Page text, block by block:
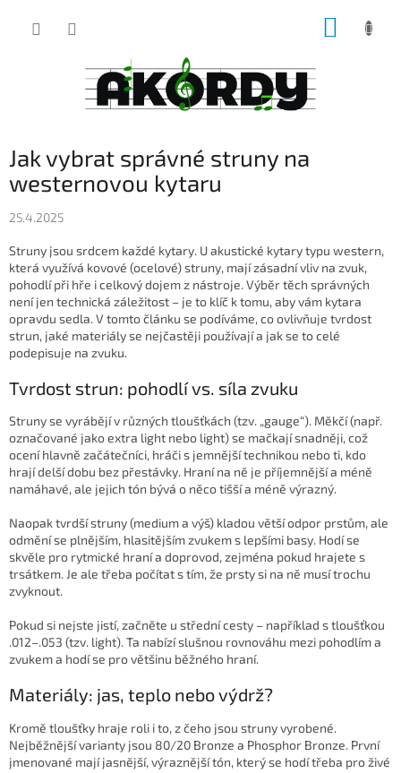
Jak vybrat správné struny na
westernovou kytaru
25.4.2025
Struny jsou srdcem každé kytary. U akustické kytary typu western,
která využívá kovové (ocelové) struny, mají zásadní vliv na zvuk,
pohodlí při hře i celkový dojem z nástroje. Výběr těch správných
není jen technická záležitost – je to klíč k tomu, aby vám kytara
opravdu sedla. V tomto článku se podíváme, co ovlivňuje tvrdost
strun, jaké materiály se nejčastěji používají a jak se to celé
podepisuje na zvuku.
Tvrdost strun: pohodlí vs. síla zvuku
Struny se vyrábějí v různých tloušťkách (tzv. „gauge“). Měkčí (např.
označované jako extra light nebo light) se mačkají snadněji, což
ocení hlavně začátečníci, hráči s jemnější technikou nebo ti, kdo
hrají delší dobu bez přestávky. Hraní na ně je příjemnější a méně
namáhavé, ale jejich tón bývá o něco tišší a méně výrazný.
Naopak tvrdší struny (medium a výš) kladou větší odpor prstům, ale
odmění se plnějším, hlasitějším zvukem s lepšími basy. Hodí se
skvěle pro rytmické hraní a doprovod, zejména pokud hrajete s
trsátkem. Je ale třeba počítat s tím, že prsty si na ně musí trochu
zvyknout.
Pokud si nejste jistí, začněte u střední cesty – například s tloušťkou
.012–.053 (tzv. light). Ta nabízí slušnou rovnováhu mezi pohodlím a
zvukem a hodí se pro většinu běžného hraní.
Materiály: jas, teplo nebo výdrž?
Kromě tloušťky hraje roli i to, z čeho jsou struny vyrobené.
Nejběžnější varianty jsou 80/20 Bronze a Phosphor Bronze. První
jmenované mají jasnější, výraznější tón, který se hodí třeba pro živé